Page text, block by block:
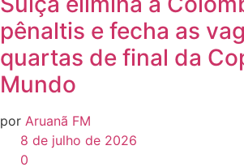
pênaltis e fecha as
quartas de final da
Mundo
por Aruanã FM
8 de julho de 2026
0